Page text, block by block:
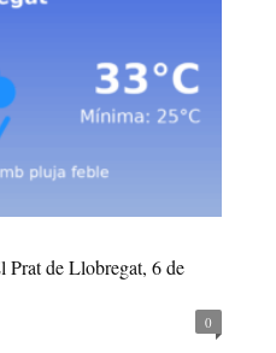
Prat de Llobregat, 6 de
0